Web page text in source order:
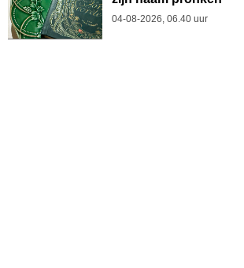
04-08-2026, 06.40 uur